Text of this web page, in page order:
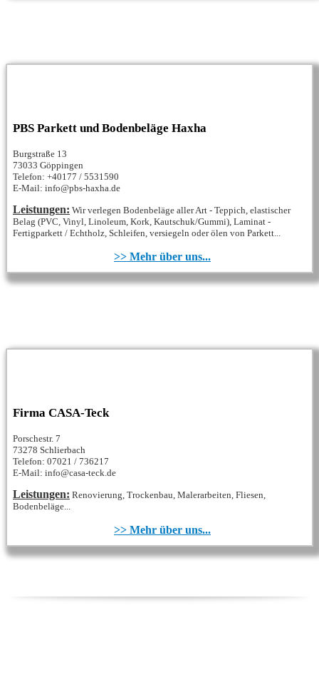
PBS Parkett und Bodenbeläge Haxha
Burgstraße 13
73033 Göppingen
Telefon: +40177 / 5531590
E-Mail: info@pbs-haxha.de
Leistungen: Wir verlegen Bodenbeläge aller Art - Teppich, elastischer
Belag (PVC, Vinyl, Linoleum, Kork, Kautschuk/Gummi), Laminat -
Fertigparkett / Echtholz, Schleifen, versiegeln oder ölen von Parkett...
>> Mehr über uns...
Firma CASA-Teck
Porschestr. 7
73278 Schlierbach
Telefon: 07021 / 736217
E-Mail: info@casa-teck.de
Leistungen: Renovierung, Trockenbau, Malerarbeiten, Fliesen,
Bodenbeläge...
>> Mehr über uns...